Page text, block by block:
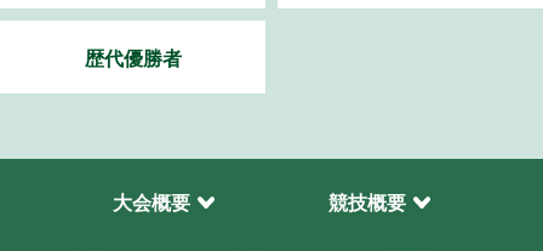
歴代優勝者
大会概要 競技概要